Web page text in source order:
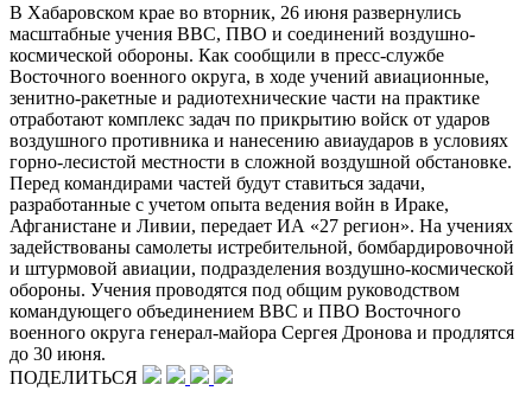
В Хабаровском крае во вторник, 26 июня развернулись
масштабные учения ВВС, ПВО и соединений воздушно-
космической обороны. Как сообщили в пресс-службе
Восточного военного округа, в ходе учений авиационные,
зенитно-ракетные и радиотехнические части на практике
отработают комплекс задач по прикрытию войск от ударов
воздушного противника и нанесению авиаударов в условиях
горно-лесистой местности в сложной воздушной обстановке.
Перед командирами частей будут ставиться задачи,
разработанные с учетом опыта ведения войн в Ираке,
Афганистане и Ливии, передает ИА «27 регион». На учениях
задействованы самолеты истребительной, бомбардировочной
и штурмовой авиации, подразделения воздушно-космической
обороны. Учения проводятся под общим руководством
командующего объединением ВВС и ПВО Восточного
военного округа генерал-майора Сергея Дронова и продлятся
до 30 июня.
ПОДЕЛИТЬСЯ